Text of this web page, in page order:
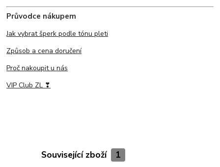
Průvodce nákupem
Jak vybrat šperk podle tónu pleti
Způsob a cena doručení
Proč nakoupit u nás
VIP Club ZL ❣
Související zboží 1